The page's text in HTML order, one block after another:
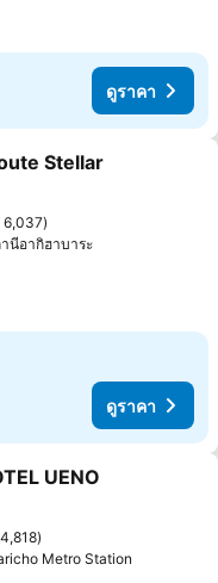
ดูราคา
ยการโปรด
Stellar
6,037
นีอากิฮาบาระ
ดูราคา
ยการโปรด
UENO
4,818
Metro Station